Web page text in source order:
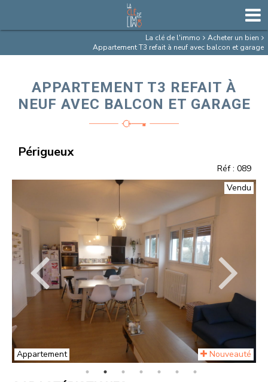
La clé de l'immo
Acheter un bien
Appartement T3 refait à neuf avec balcon et garage
APPARTEMENT T3 REFAIT À
NEUF AVEC BALCON ET GARAGE
Périgueux
Réf : 089
Vendu
Nouveauté
Appartement